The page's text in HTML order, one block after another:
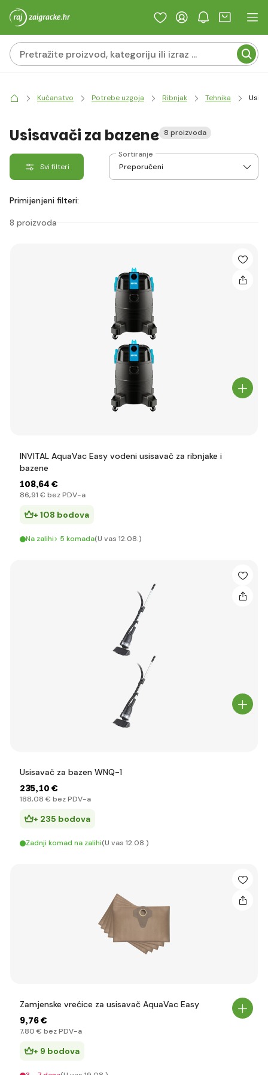
Kućanstvo Potrebe uzgoja Ribnjak Tehnika
Usisavači za bazene 8 proizvoda
Svi filteri
Sortiranje
Primijenjeni filteri:
8 proizvoda
INVITAL AquaVac Easy vodeni usisavač za ribnjake i
bazene
108,64 €
86,91 € bez PDV-a
+ 108 bodova
Na zalihi> 5 komada(U vas 12.08.)
Usisavač za bazen WNQ-1
235,10 €
188,08 € bez PDV-a
+ 235 bodova
Zadnji komad na zalihi(U vas 12.08.)
Zamjenske vrećice za usisavač AquaVac Easy
9,76 €
7,80 € bez PDV-a
+ 9 bodova